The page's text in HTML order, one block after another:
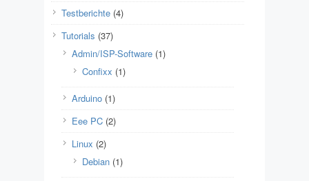
Testberichte (4)
Tutorials (37)
Admin/ISP-Software (1)
Confixx (1)
Arduino (1)
Eee PC (2)
Linux (2)
Debian (1)